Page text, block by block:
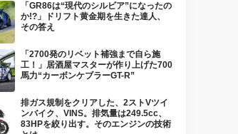
「GR86は“現代のシルビア”になったの
か!?」ドリフト黄金期を生きた達人、
その答え
「2700発のリベット補強まで自ら施
工！」居酒屋マスターが作り上げた700
馬力“カーボンケブラーGT-R”
排ガス規制をクリアした、2ストVツイ
ンバイク、VINS。排気量は249.5cc、
83HPを絞り出す。そのエンジンの技術